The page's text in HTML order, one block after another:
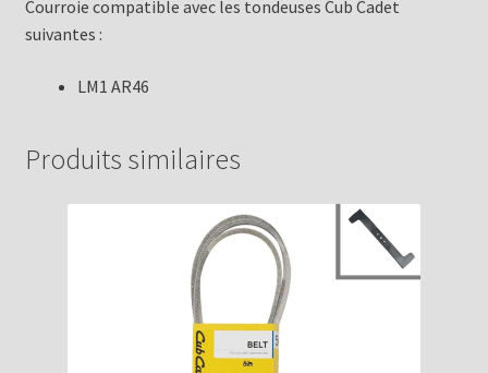
Courroie compatible avec les tondeuses Cub Cadet
suivantes :
LM1 AR46
Produits similaires